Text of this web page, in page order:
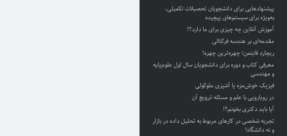
پیشنهادهایی برای دانشجویان تحصیلات تکمیلی،
به‌ویژه برای سیستم‌های پیچیده
آموزش آنلاین چه چیزی برای ما دارد؟!
مقدمه‌ای بر هندسه فرکتالی
ریچارد فاینمن؛ چهره‌ترین چهره!
معرفی کتاب و دوره برای دانشجویان سال اول علوم‌پایه
و مهندسی
فیزیک خوش‌مزه یا آشپزی ملوکولی
در رویارویی با علم و مسئله ترویج آن
آیا باید دکتری بخونم؟!
تجربه شخصی در کارهای مربوط به تحلیل داده در بازار
و نه دانشگاه!